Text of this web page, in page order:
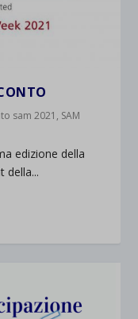
sam 2021 , SAM
edizione della
della...